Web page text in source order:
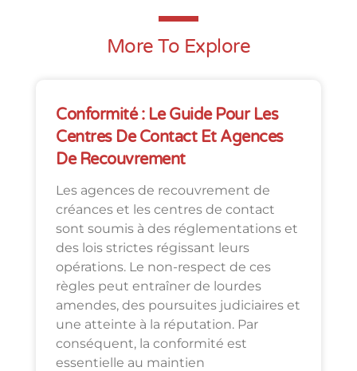
More To Explore
Conformité : Le Guide Pour Les
Centres De Contact Et Agences
De Recouvrement
Les agences de recouvrement de
créances et les centres de contact
sont soumis à des réglementations et
des lois strictes régissant leurs
opérations. Le non-respect de ces
règles peut entraîner de lourdes
amendes, des poursuites judiciaires et
une atteinte à la réputation. Par
conséquent, la conformité est
essentielle au maintien